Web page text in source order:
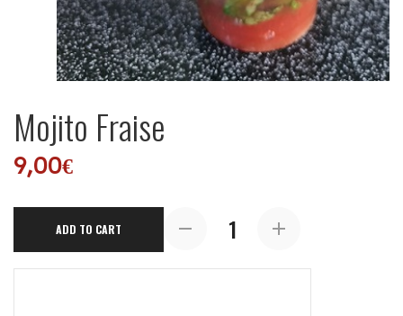
Mojito Fraise
9,00€
Mojito
ADD TO CART